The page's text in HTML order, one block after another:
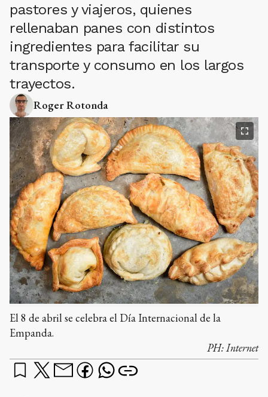
pastores y viajeros, quienes
rellenaban panes con distintos
ingredientes para facilitar su
transporte y consumo en los largos
trayectos.
Roger Rotonda
El 8 de abril se celebra el Día Internacional de la
Empanda.
PH:Internet